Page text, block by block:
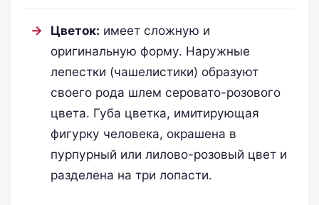
Цветок: имеет сложную и
оригинальную форму. Наружные
лепестки (чашелистики) образуют
своего рода шлем серовато-розового
цвета. Губа цветка, имитирующая
фигурку человека, окрашена в
пурпурный или лилово-розовый цвет и
разделена на три лопасти.